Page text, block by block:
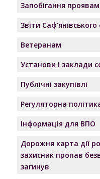
Запобігання проявам
Звіти
Ветеранам
Установи і заклади
Публічні закупівлі
Регуляторна
Інформація для ВПО
Дорожня карта дії
захисник пропав
загинув